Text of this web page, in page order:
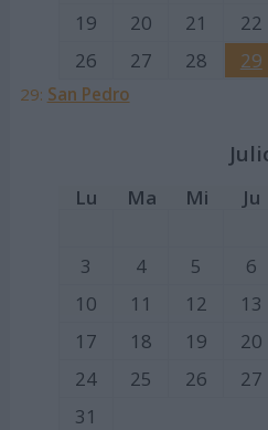
19
20 21 22
26
27 28 29
29: San Pedro
Lu Ma Mi Ju
3
4 5 6
10
11 12 13
17
18 19 20
24
25 26 27
31